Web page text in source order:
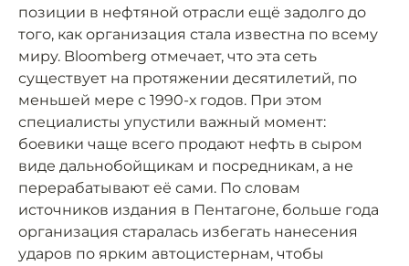
позиции в нефтяной отрасли ещё задолго до
того, как организация стала известна по всему
миру. Bloomberg отмечает, что эта сеть
существует на протяжении десятилетий, по
меньшей мере с 1990-х годов. При этом
специалисты упустили важный момент:
боевики чаще всего продают нефть в сыром
виде дальнобойщикам и посредникам, а не
перерабатывают её сами. По словам
источников издания в Пентагоне, больше года
организация старалась избегать нанесения
ударов по ярким автоцистернам, чтобы